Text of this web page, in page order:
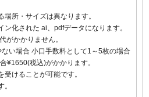
所・サイズは異なります。
化された ai、pdfデータになります。
がかかりません。
い場合 小口手数料として1～5枚の場合
¥1650(税込)がかかります。
けることが可能です。